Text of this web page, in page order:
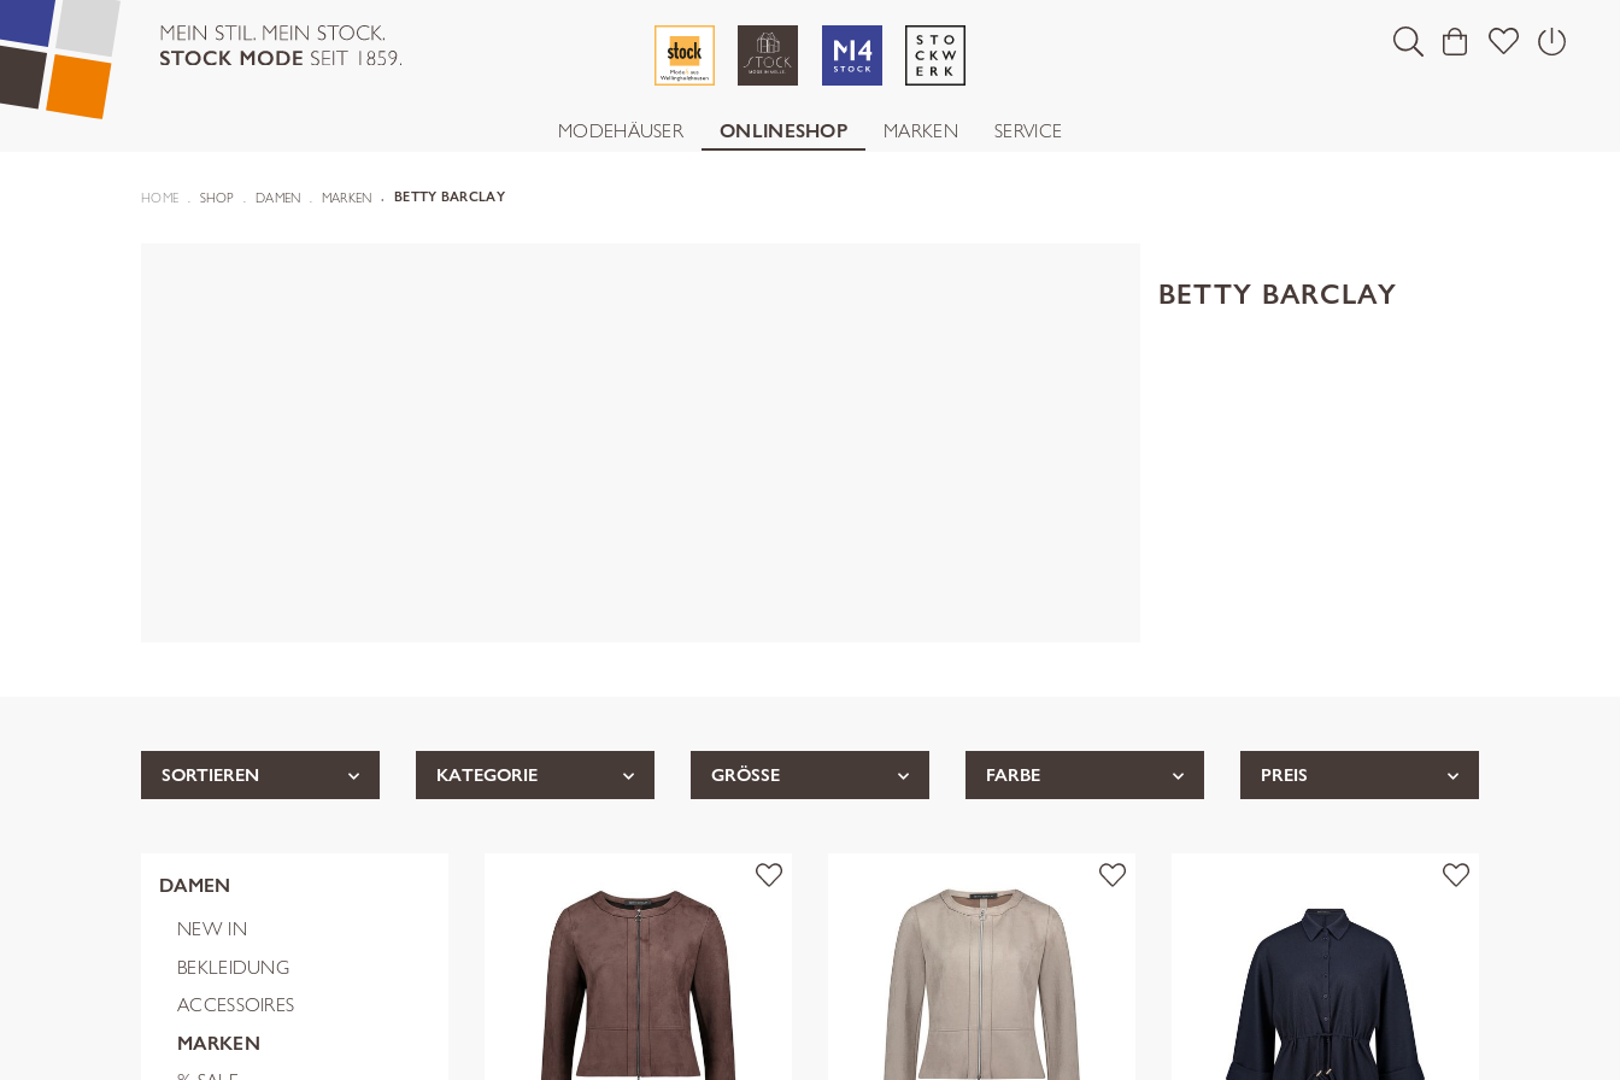
MODEHÄUSER ONLINESHOP MARKEN SERVICE
HOME SHOP DAMEN MARKEN BETTY BARCLAY
BETTY BARCLAY
SORTIEREN KATEGORIE GRÖSSE FARBE PREIS
DAMEN
NEW IN
BEKLEIDUNG
ACCESSOIRES
MARKEN